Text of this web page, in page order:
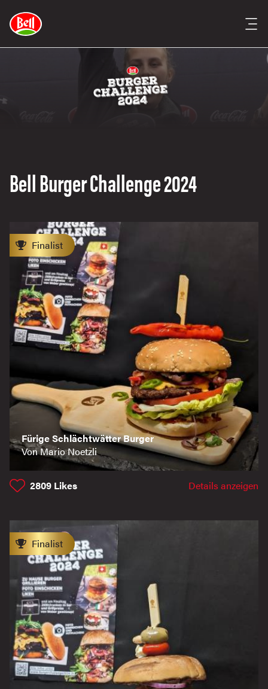
Bell Burger Challenge 2024
Fürige Schlächtwätter Burger
Von Mario Noetzli
Finalist
2809 Likes Details anzeigen
Finalist